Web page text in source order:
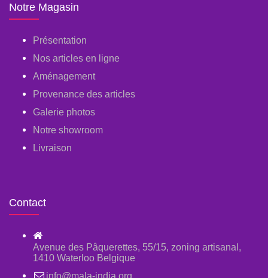
Notre Magasin
Présentation
Nos articles en ligne
Aménagement
Provenance des articles
Galerie photos
Notre showroom
Livraison
Contact
Avenue des Pâquerettes, 55/15, zoning artisanal,
1410 Waterloo Belgique
info@mala-india.org